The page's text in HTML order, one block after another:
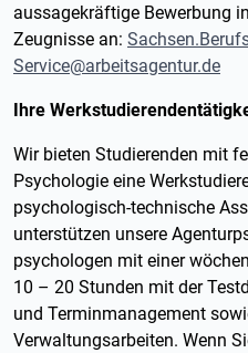
aussagekräftige Bewerbung
Zeugnisse an:
Service@arbeitsagentur.de
Ihre
Wir bieten Studierenden mit
Psychologie eine
psychologisch-technische
unterstützen unsere
psychologen mit einer
10 – 20 Stunden mit der
und Terminmanagement
Verwaltungsarbeiten. Wenn